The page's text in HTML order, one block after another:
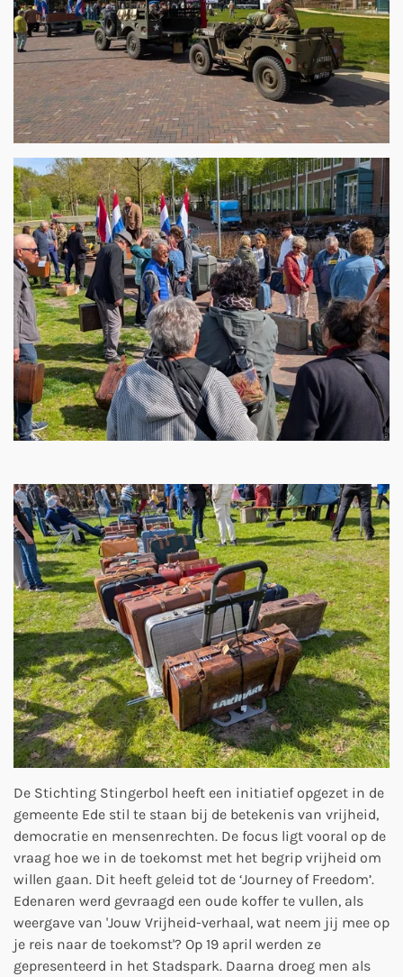
De Stichting Stingerbol heeft een initiatief opgezet in de
gemeente Ede stil te staan bij de betekenis van vrijheid,
democratie en mensenrechten. De focus ligt vooral op de
vraag hoe we in de toekomst met het begrip vrijheid om
willen gaan. Dit heeft geleid tot de ‘Journey of Freedom’.
Edenaren werd gevraagd een oude koffer te vullen, als
weergave van 'Jouw Vrijheid-verhaal, wat neem jij mee op
je reis naar de toekomst'? Op 19 april werden ze
gepresenteerd in het Stadspark. Daarna droeg men als